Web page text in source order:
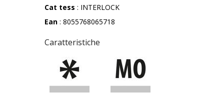
Cat tess : INTERLOCK
Ean : 8055768065718
Caratteristiche